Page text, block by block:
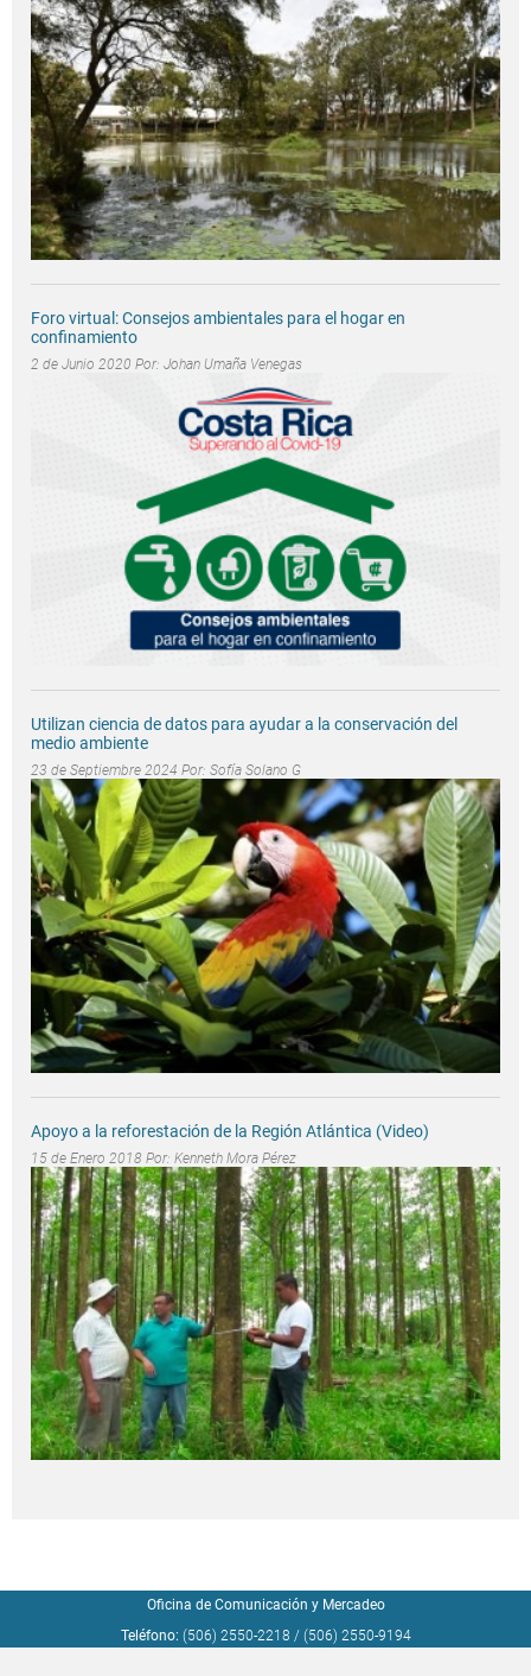
Foro virtual: Consejos ambientales para el hogar en
confinamiento
2 de Junio 2020 Por: Johan Umaña Venegas
Utilizan ciencia de datos para ayudar a la conservación del
medio ambiente
23 de Septiembre 2024 Por: Sofía Solano G
Apoyo a la reforestación de la Región Atlántica (Video)
15 de Enero 2018 Por: Kenneth Mora Pérez
Oficina de Comunicación y Mercadeo
Teléfono: (506) 2550-2218 / (506) 2550-9194